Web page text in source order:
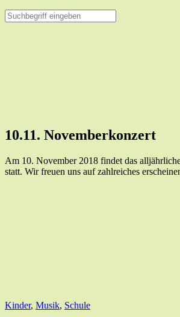
10.11. Novemberkonzert
Am 10. November 2018 findet das
statt. Wir freuen uns auf zahlreiches
Kinder, Musik, Schule